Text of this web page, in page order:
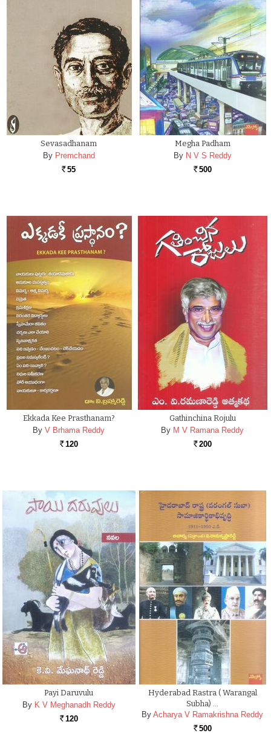
Sevasadhanam
By Premchand
Rs. 55
Megha Padham
By N V S Reddy
Rs. 500
Ekkada Kee Prasthanam?
By V Brhama Reddy
Rs. 120
Gathinchina Rojulu
By M V Ramana Reddy
Rs. 200
Payi Daruvulu
By K V Meghanadh Reddy
Rs. 120
Hyderabad Rastra ( Warangal
Subha) …
By Acharya V Ramakrishna Reddy
Rs. 500